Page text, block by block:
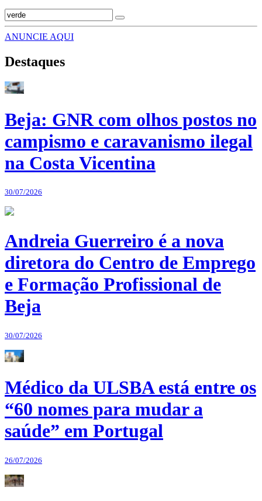
ANUNCIE AQUI
Destaques
Beja: GNR com olhos postos no
campismo e caravanismo ilegal
na Costa Vicentina
30/07/2026
Andreia Guerreiro é a nova
diretora do Centro de Emprego
e Formação Profissional de
Beja
30/07/2026
Médico da ULSBA está entre os
“60 nomes para mudar a
saúde” em Portugal
26/07/2026